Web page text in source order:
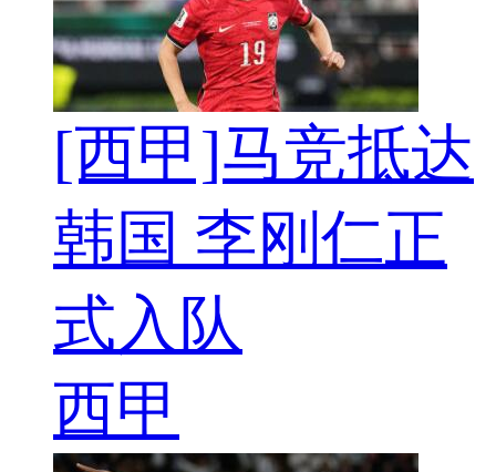
[西甲]马竞抵达
韩国 李刚仁正
式入队
西甲